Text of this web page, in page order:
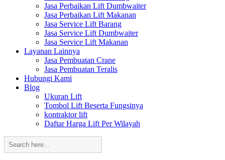
Jasa Perbaikan Lift Dumbwaiter
Jasa Perbaikan Lift Makanan
Jasa Service Lift Barang
Jasa Service Lift Dumbwaiter
Jasa Service Lift Makanan
Layanan Lainnya
Jasa Pembuatan Crane
Jasa Pembuatan Teralis
Hubungi Kami
Blog
Ukuran Lift
Tombol Lift Beserta Fungsinya
kontraktor lift
Daftar Harga Lift Per Wilayah